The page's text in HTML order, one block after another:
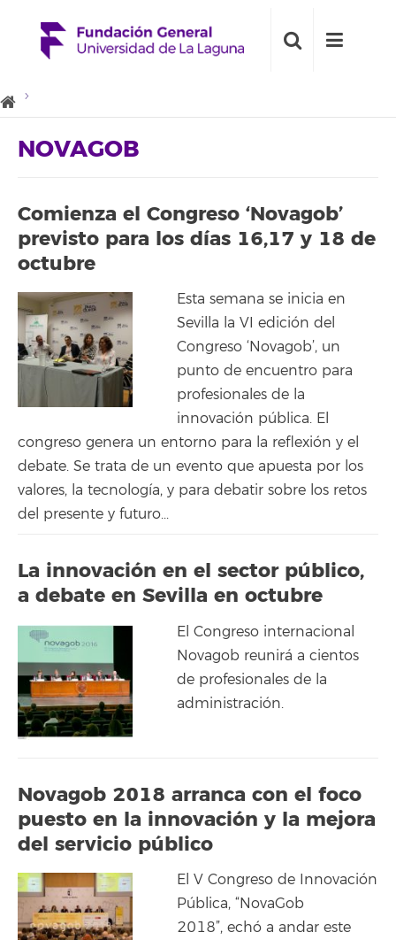
NOVAGOB
Comienza el Congreso ‘Novagob’
previsto para los días 16,17 y 18 de
octubre
Esta semana se inicia en
Sevilla la VI edición del
Congreso ‘Novagob’, un
punto de encuentro para
profesionales de la
innovación pública. El
congreso genera un entorno para la reflexión y el
debate. Se trata de un evento que apuesta por los
valores, la tecnología, y para debatir sobre los retos
del presente y futuro...
La innovación en el sector público,
a debate en Sevilla en octubre
El Congreso internacional
Novagob reunirá a cientos
de profesionales de la
administración.
Novagob 2018 arranca con el foco
puesto en la innovación y la mejora
del servicio público
El V Congreso de Innovación
Pública, “NovaGob
2018”, echó a andar este